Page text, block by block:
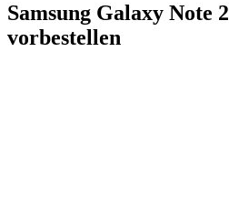
Samsung Galaxy Note
vorbestellen